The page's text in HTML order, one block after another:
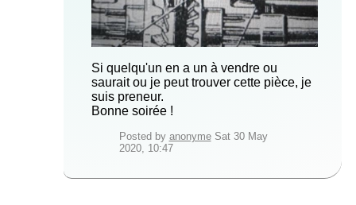
Si quelqu'un en a un à vendre ou
saurait ou je peut trouver cette pièce, je
suis preneur.
Bonne soirée !
Posted by anonymeSat 30 May
2020, 10:47